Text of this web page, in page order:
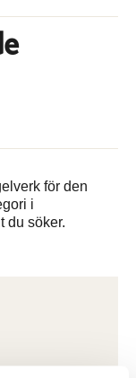
för den
i
du söker.